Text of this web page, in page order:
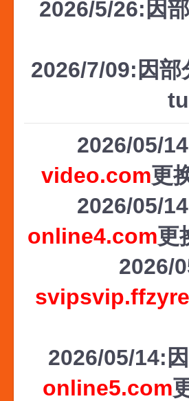
2026/5/26:因
2026/7/09:因
2026/05/
video.com更
2026/05/
online4.com更
2026/
2026/05/14:
online5.com